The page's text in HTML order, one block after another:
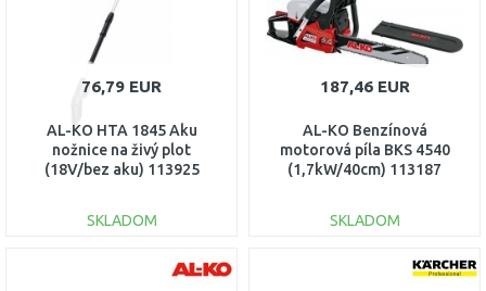
76,79 EUR
AL-KO HTA 1845 Aku
nožnice na živý plot
(18V/bez aku) 113925
SKLADOM
DO KOŠÍKA
187,46 EUR
AL-KO Benzínová
motorová píla BKS 4540
(1,7kW/40cm) 113187
SKLADOM
DO KOŠÍKA